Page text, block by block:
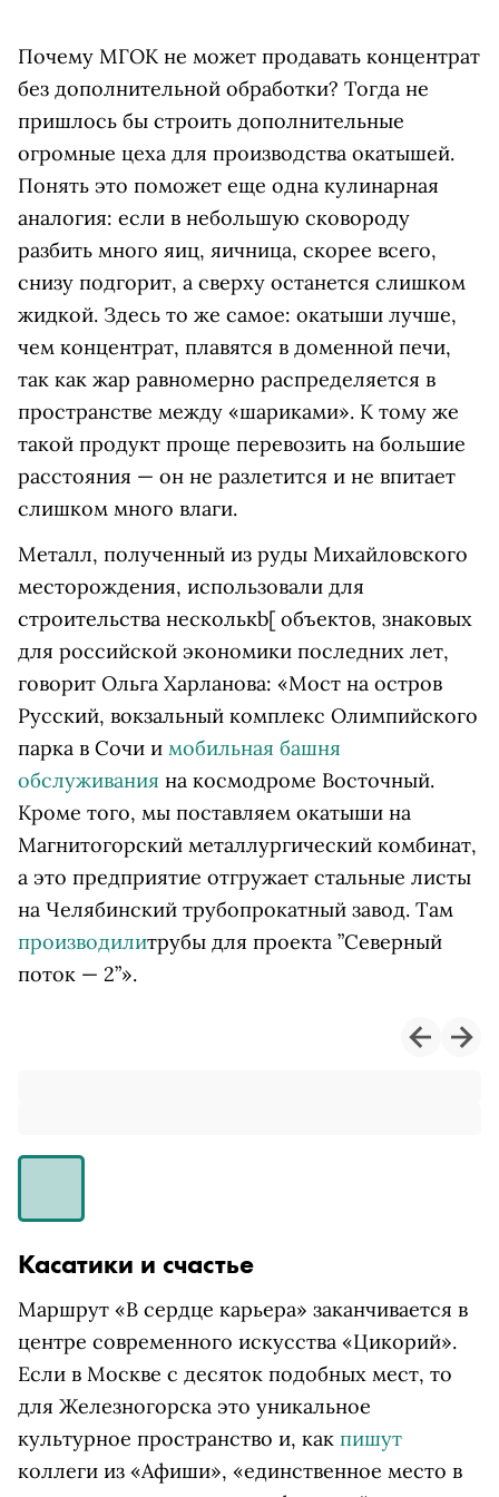
Почему МГОК не может продавать концентрат
без дополнительной обработки? Тогда не
пришлось бы строить дополнительные
огромные цеха для производства окатышей.
Понять это поможет еще одна кулинарная
аналогия: если в небольшую сковороду
разбить много яиц, яичница, скорее всего,
снизу подгорит, а сверху останется слишком
жидкой. Здесь то же самое: окатыши лучше,
чем концентрат, плавятся в доменной печи,
так как жар равномерно распределяется в
пространстве между «шариками». К тому же
такой продукт проще перевозить на большие
расстояния — он не разлетится и не впитает
слишком много влаги.
Металл, полученный из руды Михайловского
месторождения, использовали для
строительства несколькb[ объектов, знаковых
для российской экономики последних лет,
говорит Ольга Харланова: «Мост на остров
Русский, вокзальный комплекс Олимпийского
парка в Сочи и мобильная башня
обслуживания на космодроме Восточный.
Кроме того, мы поставляем окатыши на
Магнитогорский металлургический комбинат,
а это предприятие отгружает стальные листы
на Челябинский трубопрокатный завод. Там
производилитрубы для проекта ”Северный
поток — 2”».
Касатики и счастье
Маршрут «В сердце карьера» заканчивается в
центре современного искусства «Цикорий».
Если в Москве с десяток подобных мест, то
для Железногорска это уникальное
культурное пространство и, как пишут
коллеги из «Афиши», «единственное место в